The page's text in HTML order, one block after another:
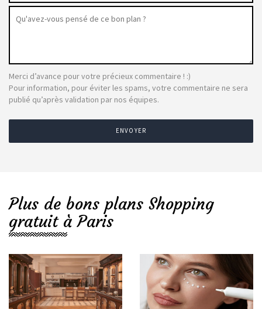
Merci d’avance pour votre précieux commentaire ! :)
Pour information, pour éviter les spams, votre commentaire ne sera
publié qu’après validation par nos équipes.
ENVOYER
Plus de bons plans Shopping
gratuit à Paris